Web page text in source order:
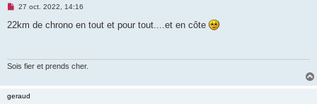
M
s
n
u
27 oct. 2022, 14:16
22km de chrono en tout et pour tout....et en côte
Sois fier et prends cher.
geraud